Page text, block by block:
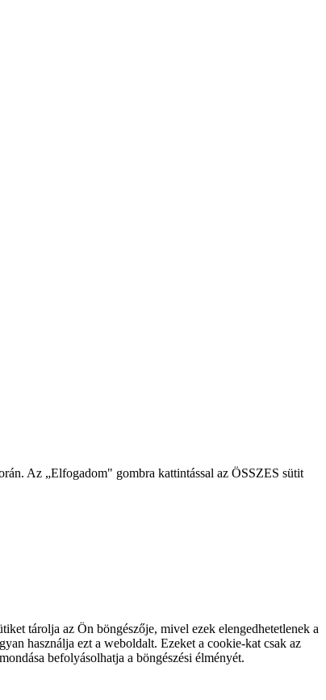
Az „Elfogadom" gombra kattintással az ÖSSZES sütit
tárolja az Ön böngészője, mivel ezek elengedhetetlenek a
használja ezt a weboldalt. Ezeket a cookie-kat csak az
befolyásolhatja a böngészési élményét.